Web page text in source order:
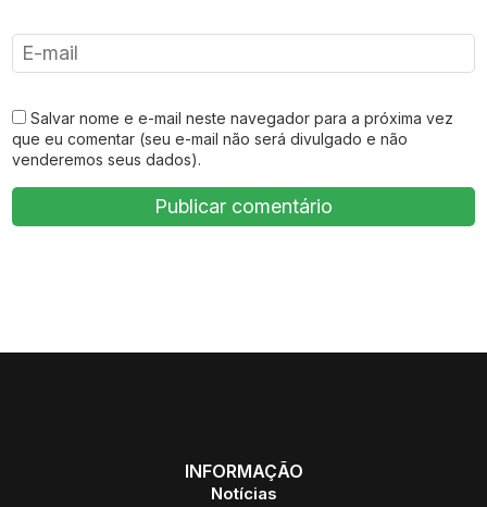
Salvar nome e e-mail neste navegador para a próxima vez
que eu comentar (seu e-mail não será divulgado e não
venderemos seus dados).
INFORMAÇÃO
Notícias